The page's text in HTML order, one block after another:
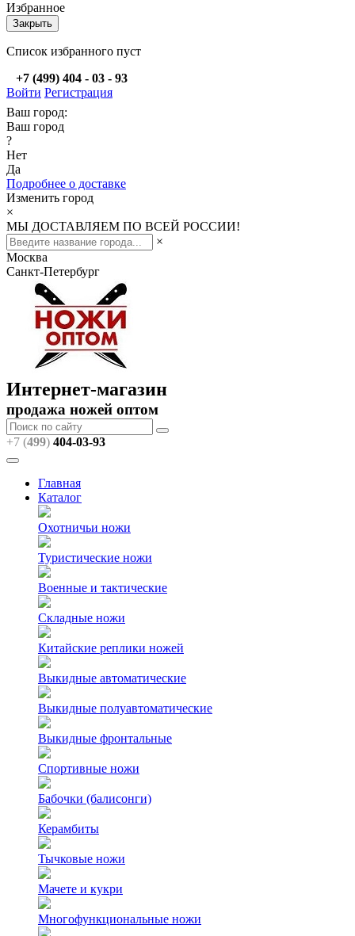
Избранное
Закрыть
Список избранного пуст
+7 (499) 404 - 03 - 93
Войти Регистрация
Ваш город:
Ваш город
?
Нет
Да
Подробнее о доставке
Изменить город
×
МЫ ДОСТАВЛЯЕМ ПО ВСЕЙ РОССИИ!
×
Москва
Санкт-Петербург
Интернет-магазин
продажа ножей оптом
+7 (499) 404-03-93
Главная
Каталог
Охотничьи ножи
Туристические ножи
Военные и тактические
Складные ножи
Китайские реплики ножей
Выкидные автоматические
Выкидные полуавтоматические
Выкидные фронтальные
Спортивные ножи
Бабочки (балисонги)
Керамбиты
Тычковые ножи
Мачете и кукри
Многофункциональные ножи